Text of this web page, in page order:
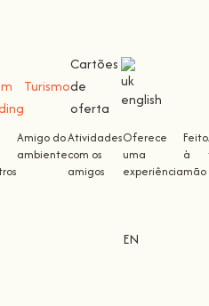
Amigo do
ambiente
Atividades
com os
amigos
Oferece
uma
experiência
Feito
à
mão
Turismo
Cartões
de
oferta
EN